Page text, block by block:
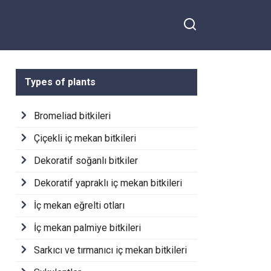
Types of plants
Bromeliad bitkileri
Çiçekli iç mekan bitkileri
Dekoratif soğanlı bitkiler
Dekoratif yapraklı iç mekan bitkileri
İç mekan eğrelti otları
İç mekan palmiye bitkileri
Sarkıcı ve tırmanıcı iç mekan bitkileri